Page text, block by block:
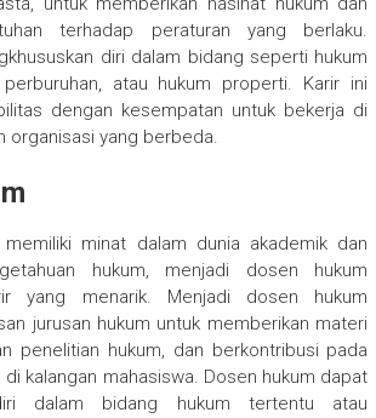
terhadap peraturan yang berlaku.
diri dalam bidang seperti hukum
atau hukum properti. Karir ini
dengan kesempatan untuk bekerja di
organisasi yang berbeda.
minat dalam dunia akademik dan
hukum, menjadi dosen hukum
yang menarik. Menjadi dosen hukum
jurusan hukum untuk memberikan materi
penelitian hukum, dan berkontribusi pada
di kalangan mahasiswa. Dosen hukum dapat
dalam bidang hukum tertentu atau